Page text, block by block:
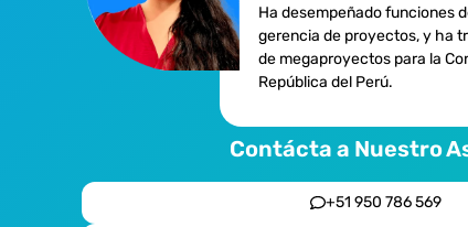
Ha desempeñado funciones
gerencia de proyectos, y ha
de megaproyectos para la
República del Perú.
Contácta a Nuestro
+51 950 786 569